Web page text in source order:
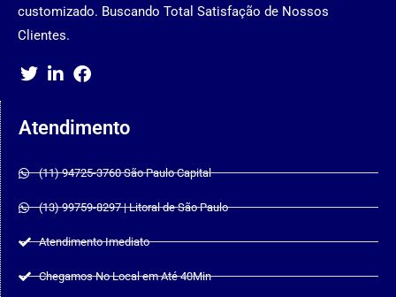
customizado. Buscando Total Satisfação de Nossos
Clientes.
Atendimento
(11) 94725-3760 São Paulo Capital
(13) 99759-8297 | Litoral de São Paulo
Atendimento Imediato
Chegamos No Local em Até 40Min